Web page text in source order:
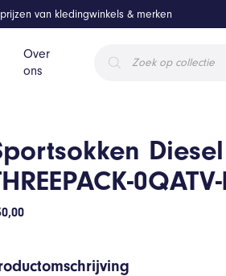
Over
ons
zoeken
van kledingwinkels & merken
Diesel